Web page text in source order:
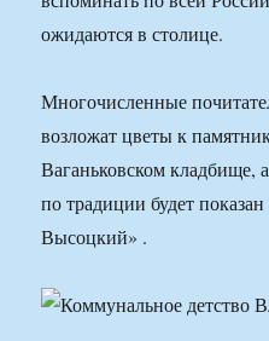
ожидаются в столице.
Многочисленные
возложат цветы к
Ваганьковском кладбище,
по традиции будет
Высоцкий» .